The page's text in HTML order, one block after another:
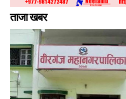
ताजा खबर